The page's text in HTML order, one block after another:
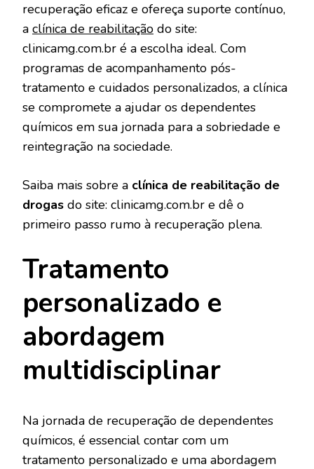
recuperação eficaz e ofereça suporte contínuo,
a clínica de reabilitação do site:
clinicamg.com.br é a escolha ideal. Com
programas de acompanhamento pós-
tratamento e cuidados personalizados, a clínica
se compromete a ajudar os dependentes
químicos em sua jornada para a sobriedade e
reintegração na sociedade.
Saiba mais sobre a clínica de reabilitação de
drogas do site: clinicamg.com.br e dê o
primeiro passo rumo à recuperação plena.
Tratamento
personalizado e
abordagem
multidisciplinar
Na jornada de recuperação de dependentes
químicos, é essencial contar com um
tratamento personalizado e uma abordagem